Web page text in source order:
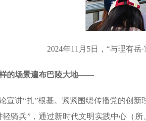
2024年11月5日，“与理有
的场景遍布巴陵大地——
宣讲“扎”根基。紧紧围绕传播党的创
轻骑兵”，通过新时代文明实践中心（